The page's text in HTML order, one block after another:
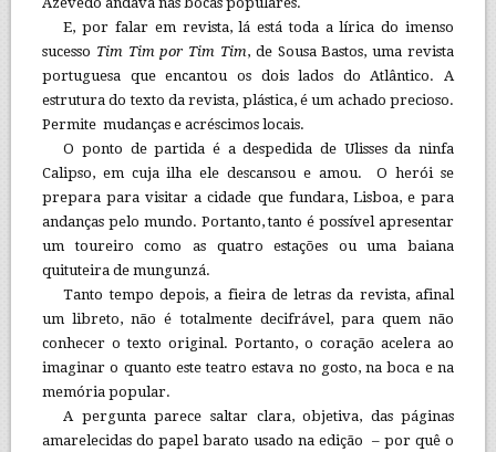
E, por falar em revista, lá está toda a lírica do imenso
sucesso Tim Tim por Tim Tim, de Sousa Bastos, uma revista
portuguesa que encantou os dois lados do Atlântico. A
estrutura do texto da revista, plástica, é um achado precioso.
Permite mudanças e acréscimos locais.
O ponto de partida é a despedida de Ulisses da ninfa
Calipso, em cuja ilha ele descansou e amou. O herói se
prepara para visitar a cidade que fundara, Lisboa, e para
andanças pelo mundo. Portanto, tanto é possível apresentar
um toureiro como as quatro estações ou uma baiana
quituteira de mungunzá.
Tanto tempo depois, a fieira de letras da revista, afinal
um libreto, não é totalmente decifrável, para quem não
conhecer o texto original. Portanto, o coração acelera ao
imaginar o quanto este teatro estava no gosto, na boca e na
memória popular.
A pergunta parece saltar clara, objetiva, das páginas
amarelecidas do papel barato usado na edição – por quê o